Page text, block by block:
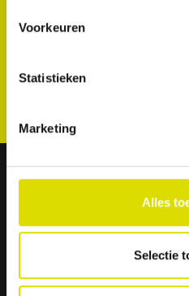
Voorkeuren
Statistieken
Marketing
Alles
Selectie
Isolite- i3
Nu